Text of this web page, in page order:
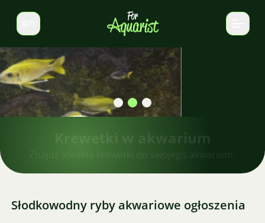
Zmień język
Słodkowodny ryby akwariowe ogłoszenia